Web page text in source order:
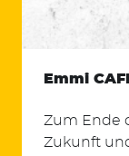
Emmi
Zum Ende
Zukunft